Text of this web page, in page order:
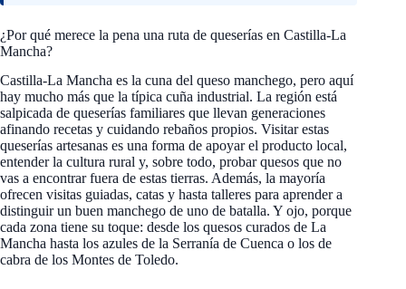
¿Por qué merece la pena una ruta de queserías en Castilla-La
Mancha?
Castilla-La Mancha es la cuna del queso manchego, pero aquí
hay mucho más que la típica cuña industrial. La región está
salpicada de queserías familiares que llevan generaciones
afinando recetas y cuidando rebaños propios. Visitar estas
queserías artesanas es una forma de apoyar el producto local,
entender la cultura rural y, sobre todo, probar quesos que no
vas a encontrar fuera de estas tierras. Además, la mayoría
ofrecen visitas guiadas, catas y hasta talleres para aprender a
distinguir un buen manchego de uno de batalla. Y ojo, porque
cada zona tiene su toque: desde los quesos curados de La
Mancha hasta los azules de la Serranía de Cuenca o los de
cabra de los Montes de Toledo.